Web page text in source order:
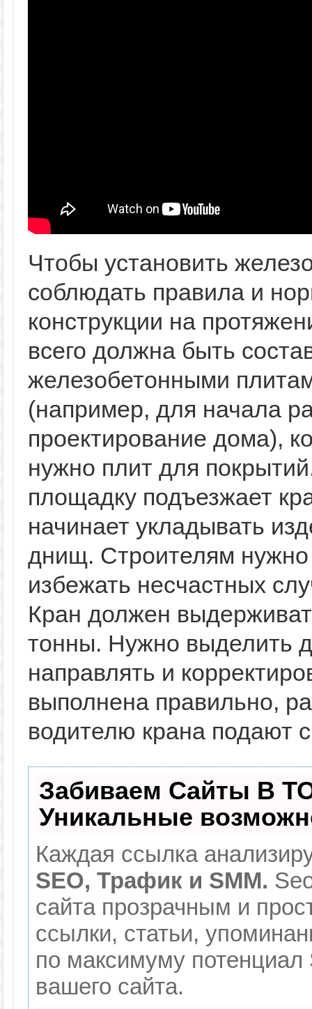
Чтобы установить
соблюдать правила и
конструкции на
всего должна быть
железобетонными
(например, для начала
проектирование дома),
нужно плит для
площадку подъезжает
начинает укладывать
днищ. Строителям нужно
избежать несчастных
Кран должен
тонны. Нужно выделить
направлять и
выполнена правильно,
водителю крана подают
Забиваем Сайты В
Уникальные
Каждая ссылка
SEO, Трафик и SMM.
сайта прозрачным и
ссылки, статьи,
по максимуму
вашего сайта.